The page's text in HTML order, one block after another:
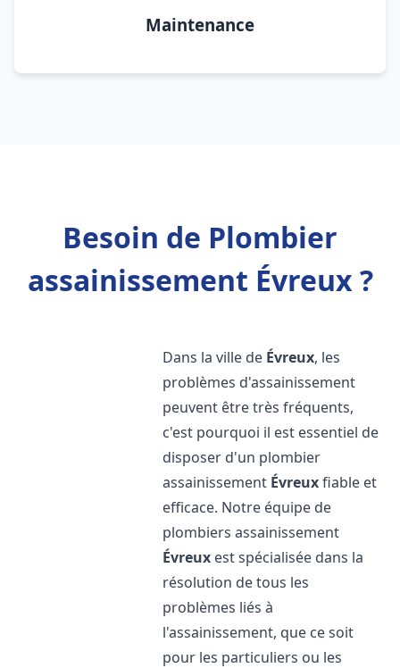
Maintenance
Besoin de Plombier
assainissement Évreux ?
Dans la ville de Évreux, les
problèmes d'assainissement
peuvent être très fréquents,
c'est pourquoi il est essentiel de
disposer d'un plombier
assainissement Évreuxfiable et
efficace. Notre équipe de
plombiers assainissement
Évreux est spécialisée dans la
résolution de tous les
problèmes liés à
l'assainissement, que ce soit
pour les particuliers ou les